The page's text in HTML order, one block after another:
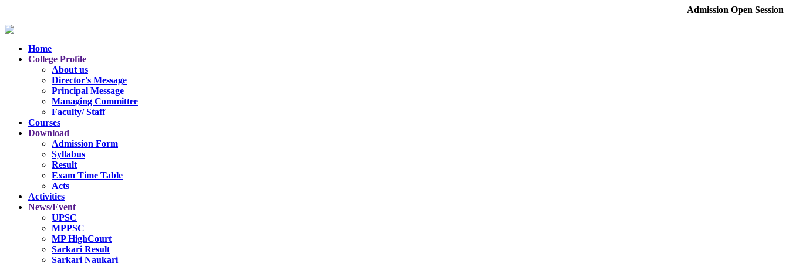
Admission Open Session
Home
College Profile
About us
Director's Message
Principal Message
Managing Committee
Faculty/ Staff
Courses
Download
Admission Form
Syllabus
Result
Exam Time Table
Acts
Activities
News/Event
UPSC
MPPSC
MP HighCourt
Sarkari Result
Sarkari Naukari